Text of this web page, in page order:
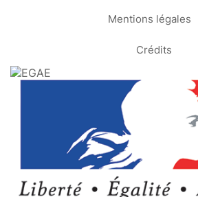
Mentions légales
Crédits